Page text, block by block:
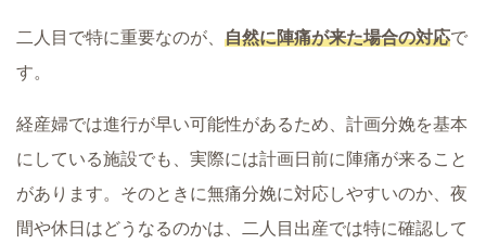
二人目で特に重要なのが、 自然に陣痛が来た場合の対応で
す。
経産婦では進行が早い可能性があるため、計画分娩を基本
にしている施設でも、実際には計画日前に陣痛が来ること
があります。そのときに無痛分娩に対応しやすいのか、夜
間や休日はどうなるのかは、二人目出産では特に確認して